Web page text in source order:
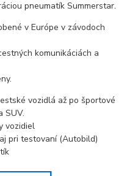
pneumatík Summerstar.
v Európe v závodoch
komunikáciách a
vozidlá až po športové
SUV.
vozidiel
pri testovaní (Autobild)